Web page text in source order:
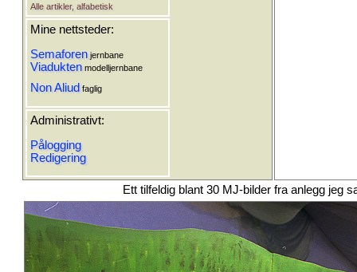
Alle artikler, alfabetisk
Mine nettsteder:
Semaforen jernbane
Viadukten modelljernbane
Non Aliud faglig
Administrativt:
Pålogging
Redigering
Ett tilfeldig blant 30 MJ-bilder fra anlegg jeg